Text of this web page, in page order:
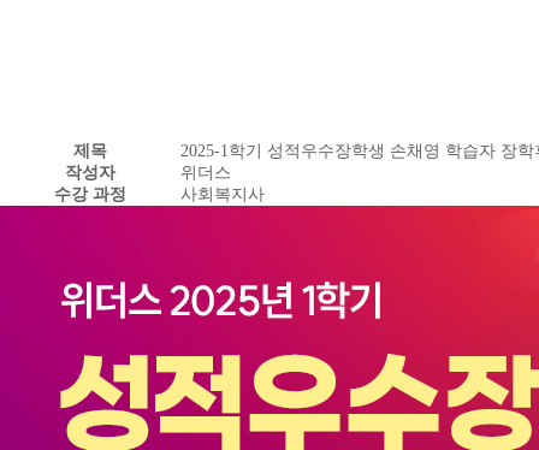
제목
2025-1학기 성적우수장학생 손채영 학습자 장학
작성자
위더스
수강 과정
사회복지사